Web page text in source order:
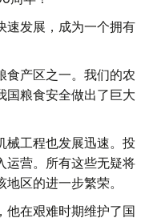
速发展，成为一个拥有
食产区之一。我们的农
国粮食安全做出了巨大
械工程也发展迅速。投
运营。所有这些无疑将
区的进一步繁荣。
他在艰难时期维护了国